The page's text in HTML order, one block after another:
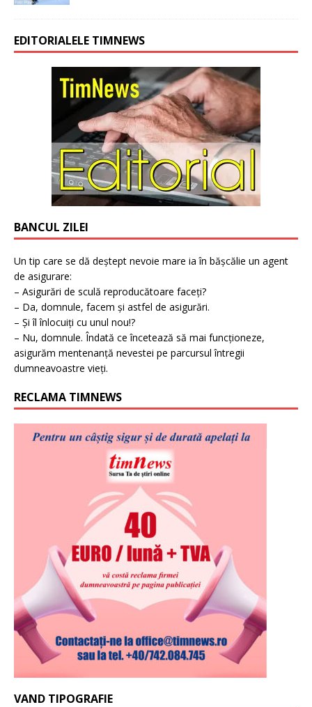
EDITORIALELE TIMNEWS
BANCUL ZILEI
Un tip care se dă deștept nevoie mare ia în bășcălie un agent
de asigurare:
– Asigurări de sculă reproducătoare faceți?
– Da, domnule, facem și astfel de asigurări.
– Și îl înlocuiți cu unul nou!?
– Nu, domnule. Îndată ce încetează să mai funcționeze,
asigurăm mentenanță nevestei pe parcursul întregii
dumneavoastre vieți.
RECLAMA TIMNEWS
VAND TIPOGRAFIE